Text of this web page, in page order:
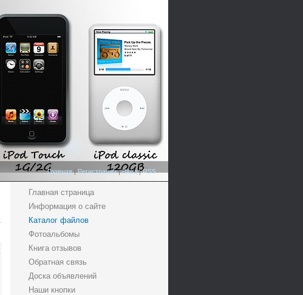
Главная|Регистрация|Вход|RSS
Главная страница
Информация о сайте
Каталог файлов
Фотоальбомы
Книга отзывов
Обратная связь
Доска объявлений
Наши кнопки